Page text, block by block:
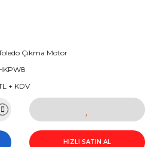
Çıkma Motor
+ KDV
HIZLI SATIN AL